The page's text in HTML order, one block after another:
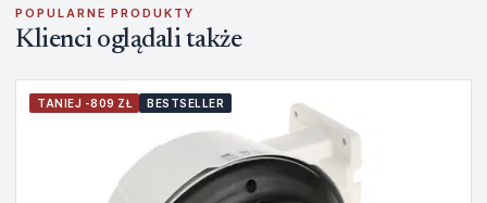
POPULARNE PRODUKTY
Klienci oglądali także
TANIEJ -809 ZŁ BESTSELLER